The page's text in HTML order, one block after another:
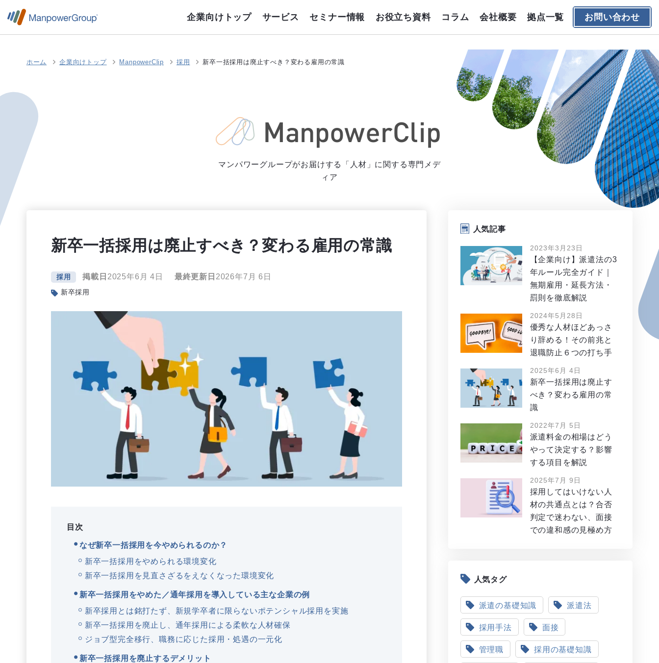
企業向けトップ サービス セミナー情報 お役立ち資料 コラム 会社概要 拠点一覧 お問い合わせ
ホーム 企業向けトップ ManpowerClip 採用 新卒一括採用は廃止すべき？変わる雇用の常識
マンパワーグループがお届けする「人材」に関する専門メデ
ィア
新卒一括採用は廃止すべき？変わる雇用の常識
採用 掲載日 2025年6月 4日 最終更新日 2026年7月 6日
新卒採用
目次
なぜ新卒一括採用を今やめられるのか？
新卒一括採用をやめられる環境変化
新卒一括採用を見直さざるをえなくなった環境変化
新卒一括採用をやめた／通年採用を導入している主な企業の例
新卒採用とは銘打たず、新規学卒者に限らないポテンシャル採用を実施
新卒一括採用を廃止し、通年採用による柔軟な人材確保
ジョブ型完全移行、職務に応じた採用・処遇の一元化
新卒一括採用を廃止するデメリット
人気記事
2023年3月23日
【企業向け】派遣法の3
年ルール完全ガイド｜
無期雇用・延長方法・
罰則を徹底解説
2024年5月28日
優秀な人材ほどあっさ
り辞める！その前兆と
退職防止６つの打ち手
2025年6月 4日
新卒一括採用は廃止す
べき？変わる雇用の常
識
2022年7月 5日
派遣料金の相場はどう
やって決定する？影響
する項目を解説
2025年7月 9日
採用してはいけない人
材の共通点とは？合否
判定で迷わない、面接
での違和感の見極め方
人気タグ
派遣の基礎知識 派遣法
採用手法 面接
管理職 採用の基礎知識